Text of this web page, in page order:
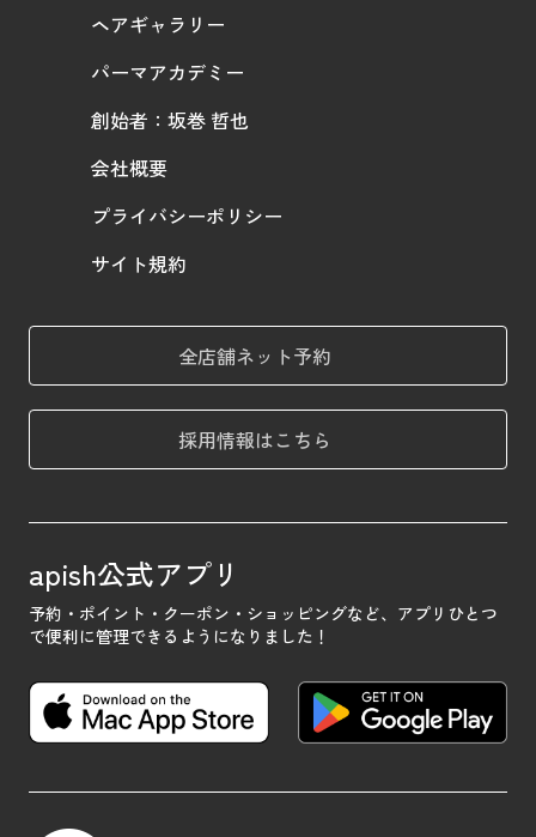
ヘアギャラリー
パーマアカデミー
創始者：坂巻 哲也
会社概要
プライバシーポリシー
サイト規約
全店舗ネット予約
採用情報はこちら
apish公式アプリ
予約・ポイント・クーポン・ショッピングなど、 アプリひとつ
で便利に管理できるようになりました！